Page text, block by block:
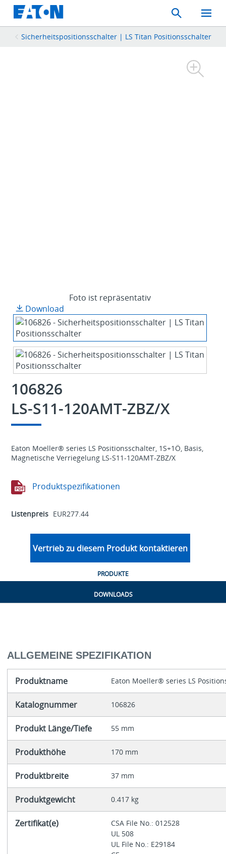
Search
Toggle
Mobile
Menu
Sicherheitspositionsschalter | LS Titan Positionsschalter
Foto ist repräsentativ
Download
106826
LS-S11-120AMT-ZBZ/X
Eaton Moeller® series LS Positionsschalter, 1S+1Ö, Basis,
Magnetische Verriegelung LS-S11-120AMT-ZBZ/X
Produktspezifikationen
Listenpreis EUR277.44
Vertrieb zu diesem Produkt kontaktieren
PRODUKTE
DOWNLOADS
ALLGEMEINE SPEZIFIKATION
Produktname Eaton Moeller® series LS
Katalognummer 106826
Produkt Länge/Tiefe 55 mm
Produkthöhe 170 mm
Produktbreite 37 mm
Produktgewicht 0.417 kg
Zertifikat(e)
CSA File No.: 012528
UL 508
UL File No.: E29184